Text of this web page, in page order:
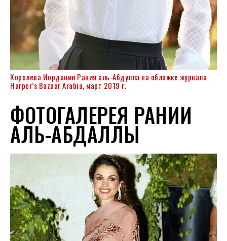
Королева Иордании Рания аль-Абдулла на обложке журнала
Harper’s Bazaar Arabia, март 2019 г.
ФОТОГАЛЕРЕЯ РАНИИ
АЛЬ-АБДАЛЛЫ